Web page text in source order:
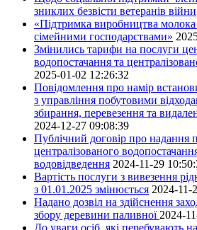
зниклих безвісти ветеранів війни
«Підтримка виробництва
сімейними господарствами»
Змінились тарифи на послуги
водопостачання та
2025-01-02 12:26:32
Повідомлення про намір
з управління побутовими
збирання, перевезення та
2024-12-27 09:08:39
Публічний договір про надання
централізованого
водовідведення 2024-11-29
Вартість послуги з вивезення
з 01.01.2025 змінюється 2024-11-
Надано дозвіл на здійснення
збору деревини паливної 2024-
До уваги осіб, які перебувають